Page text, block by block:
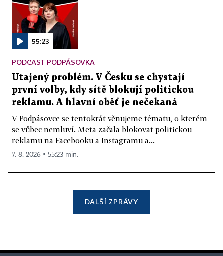
55:23
PODCAST PODPÁSOVKA
Utajený problém. V Česku se chystají
první volby, kdy sítě blokují politickou
reklamu. A hlavní oběť je nečekaná
V Podpásovce se tentokrát věnujeme tématu, o kterém
se vůbec nemluví. Meta začala blokovat politickou
reklamu na Facebooku a Instagramu a...
7. 8. 2026 ▪ 55:23 min.
DALŠÍ ZPRÁVY